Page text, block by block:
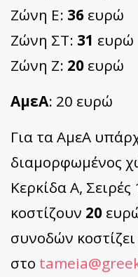
Ζώνη E: 36 ευρώ
Ζώνη ΣΤ: 31 ευρώ
Ζώνη Ζ: 20 ευρώ
ΑμεΑ: 20 ευρώ
Για τα ΑμεΑ
διαμορφωμένος
Κερκίδα Α,
κοστίζουν 20
συνοδών κοστίζει
στο